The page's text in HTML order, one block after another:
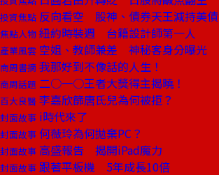
投資焦點 反向看空 股神、債券天王減持美債
焦點人物 紐約時裝週 台籍設計師第一人
產業風雲 空姐、教師兼差 神秘客身分曝光
商周書摘 我那好到不像話的人生！
商周話題 二○一○王者大獎得主揭曉！
百大良醫 李嘉欣篩唐氏兒為何被拒？
封面故事 i時代來了
封面故事 何薇玲為何拋棄PC？
封面故事 高盛報告 揭開iPad魔力
封面故事 跟著平板機 5年成長10倍